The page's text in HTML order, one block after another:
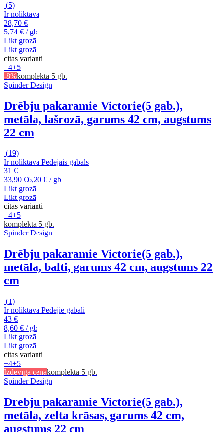
(5)
Ir noliktavā
28,70 €
5,74 € / gb
Likt grozā
Likt grozā
citas varianti
+4+5
-8%komplektā 5 gb.
Spinder Design
Drēbju pakaramie Victorie(5 gab.),
metāla, lašrozā, garums 42 cm, augstums
22 cm
(19)
Ir noliktavā Pēdējais gabals
31 €
33,90 €6,20 € / gb
Likt grozā
Likt grozā
citas varianti
+4+5
komplektā 5 gb.
Spinder Design
Drēbju pakaramie Victorie(5 gab.),
metāla, balti, garums 42 cm, augstums 22
cm
(1)
Ir noliktavā Pēdējie gabali
43 €
8,60 € / gb
Likt grozā
Likt grozā
citas varianti
+4+5
Izdevīga cenakomplektā 5 gb.
Spinder Design
Drēbju pakaramie Victorie(5 gab.),
metāla, zelta krāsas, garums 42 cm,
augstums 22 cm